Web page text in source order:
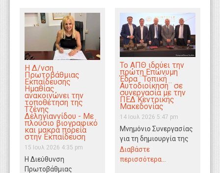
Η Δ/νση
Πρωτοβάθμιας
Εκπαίδευσης
Ημαθίας
ανακοινώνει την
τοποθέτηση της
Τζένης
Δεληγιαννίδου - Με
πλούσιο βιογραφικό
και μακρά πορεία
στην Εκπαίδευση
15 Ιουλ 2026 4:35 pm
Η Διεύθυνση
Πρωτοβάθμιας
Το ΑΠΘ ιδρύει την
πρώτη Επώνυμη
Έδρα ¨Τοπική
Αυτοδιοίκηση¨ σε
συνεργασία με την
ΠΕΔ Κεντρικής
Μακεδονίας
14 Ιουλ 2026 5:47 pm
Μνημόνιο Συνεργασίας
για τη δημιουργία της
Επώνυμης Έδρας
«Τοπική
Διαβάστε
περισσότερα...